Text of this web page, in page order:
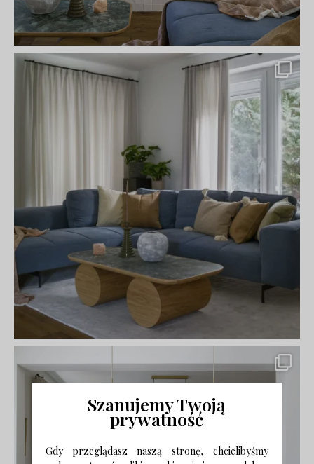
Szanujemy Twoją
prywatność
Gdy przeglądasz naszą stronę, chcielibyśmy